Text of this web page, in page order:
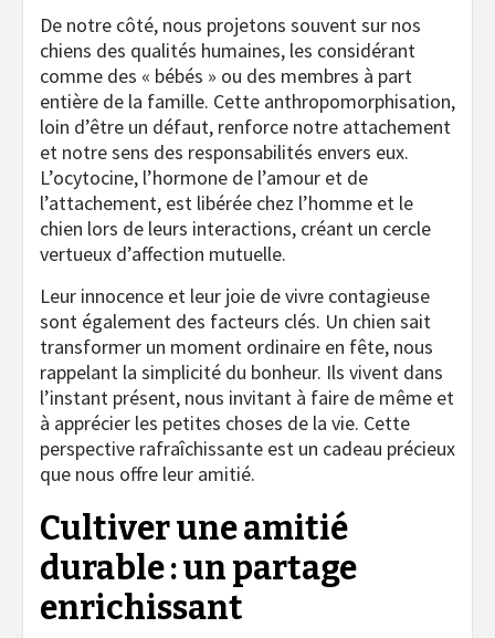
De notre côté, nous projetons souvent sur nos
chiens des qualités humaines, les considérant
comme des « bébés » ou des membres à part
entière de la famille. Cette anthropomorphisation,
loin d’être un défaut, renforce notre attachement
et notre sens des responsabilités envers eux.
L’ocytocine, l’hormone de l’amour et de
l’attachement, est libérée chez l’homme et le
chien lors de leurs interactions, créant un cercle
vertueux d’affection mutuelle.
Leur innocence et leur joie de vivre contagieuse
sont également des facteurs clés. Un chien sait
transformer un moment ordinaire en fête, nous
rappelant la simplicité du bonheur. Ils vivent dans
l’instant présent, nous invitant à faire de même et
à apprécier les petites choses de la vie. Cette
perspective rafraîchissante est un cadeau précieux
que nous offre leur amitié.
Cultiver une amitié
durable : un partage
enrichissant